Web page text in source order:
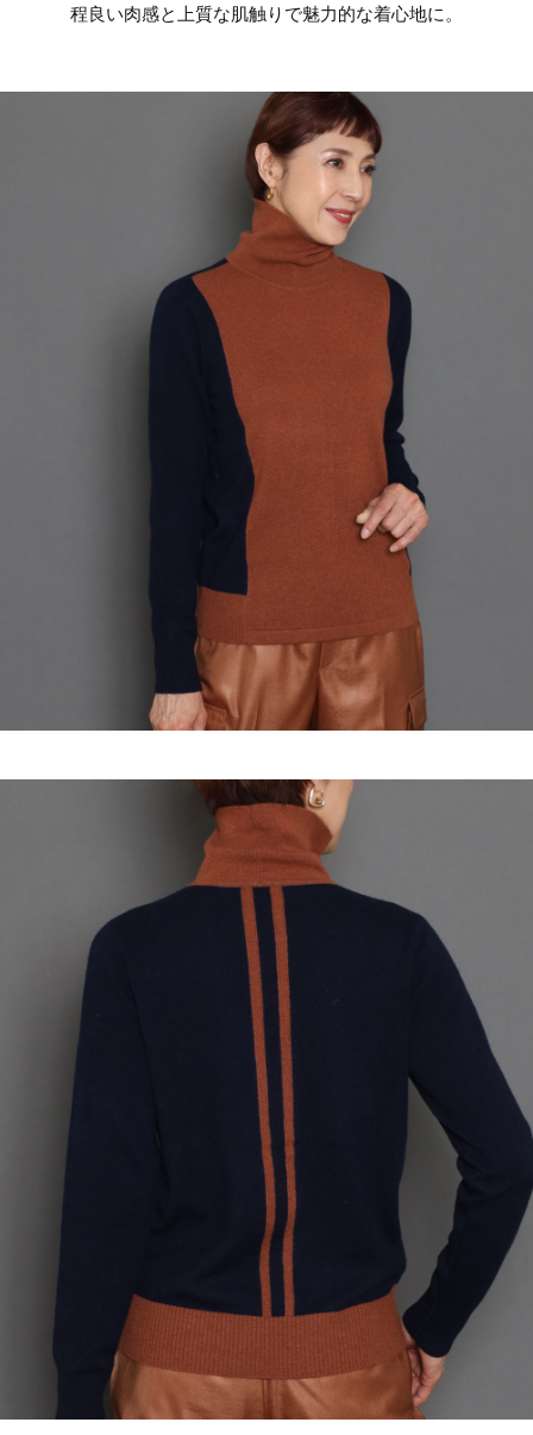
程良い肉感と上質な肌触りで魅力的な着心地に。